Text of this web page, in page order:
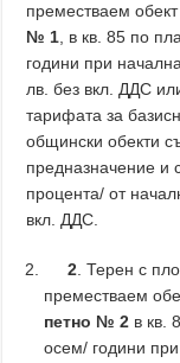
преместваем
№ 1 , в кв. 85 по
години при
лв. без вкл. ДДС
тарифата за
общински обекти
предназначение и
процента/ от
вкл. ДДС.
2 . Терен с
преместваем
петно № 2 в кв.
осем/ години